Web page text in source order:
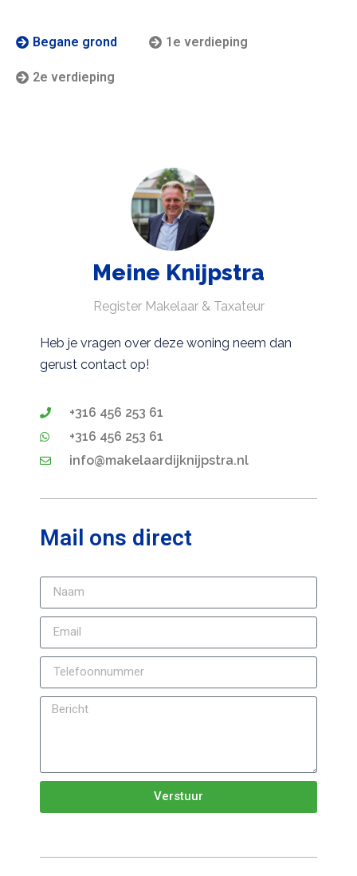
Begane grond 1e verdieping
2e verdieping
Meine Knijpstra
Register Makelaar & Taxateur
Heb je vragen over deze woning neem dan
gerust contact op!
+316 456 253 61
+316 456 253 61
info@makelaardijknijpstra.nl
Mail ons direct
Verstuur